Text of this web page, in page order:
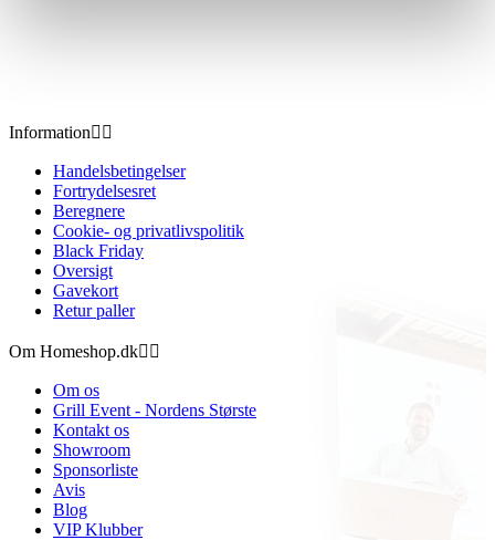
Information 
Handelsbetingelser
Fortrydelsesret
Beregnere
Cookie- og privatlivspolitik
Black Friday
Oversigt
Gavekort
Retur paller
Om Homeshop.dk 
Om os
Grill Event - Nordens Største
Kontakt os
Showroom
Sponsorliste
Avis
Blog
VIP Klubber